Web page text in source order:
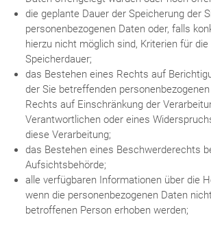
die geplante Dauer der Speicherung der
personenbezogenen Daten oder, falls
hierzu nicht möglich sind, Kriterien für
Speicherdauer;
das Bestehen eines Rechts auf
der Sie betreffenden
Rechts auf Einschränkung der
Verantwortlichen oder eines
diese Verarbeitung;
das Bestehen eines Beschwerderechts
Aufsichtsbehörde;
alle verfügbaren Informationen über die
wenn die personenbezogenen Daten
betroffenen Person erhoben werden;